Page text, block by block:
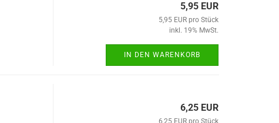
5,95 EUR
5,95 EUR pro Stück
inkl. 19% MwSt.
IN DEN WARENKORB
6,25 EUR
6,25 EUR pro Stück